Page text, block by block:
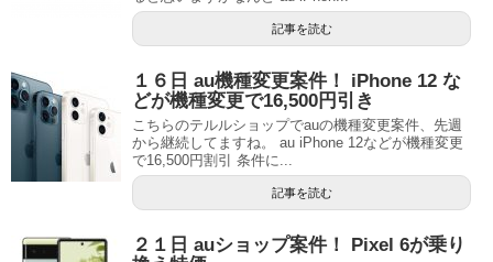
記事を読む
１６日 au機種変更案件！ iPhone 12 な
どが機種変更で16,500円引き
こちらのテルルショップでauの機種変更案件、先週
から継続してますね。 au iPhone 12などが機種変更
で16,500円割引 条件に...
記事を読む
２１日 auショップ案件！ Pixel 6が乗り